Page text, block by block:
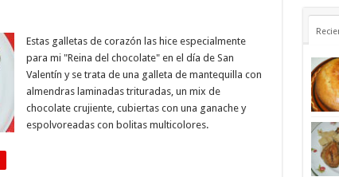
Estas galletas de corazón las hice especialmente
para mi "Reina del chocolate" en el día de San
Valentín y se trata de una galleta de mantequilla con
almendras laminadas trituradas, un mix de
chocolate crujiente, cubiertas con una ganache y
espolvoreadas con bolitas multicolores.